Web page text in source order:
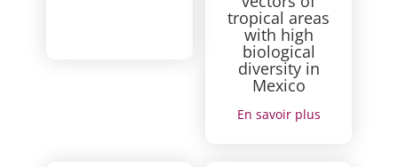
tropical areas
with high
biological
diversity in
Mexico
En savoir plus